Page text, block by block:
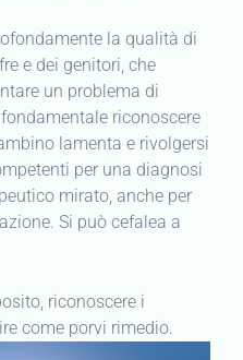
la qualità di
e dei genitori, che
un problema di
riconoscere
lamenta e rivolgersi
per una diagnosi
mirato, anche per
Si può cefalea a
riconoscere i
come porvi rimedio.